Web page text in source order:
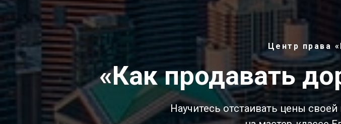
Центр права
«Как продавать
Научитесь отстаивать цены